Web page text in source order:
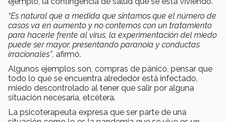
“Es natural que a medida que sintamos que el número de
casos va en aumento y no contemos con un tratamiento
para hacerle frente al virus, la experimentación del miedo
puede ser mayor, presentando paranoia y conductas
irracionales”, afirmó.
Algunos ejemplos son, compras de pánico, pensar que
todo lo que se encuentra alrededor está infectado,
miedo descontrolado al tener que salir por alguna
situación necesaria, etcétera.
La psicoterapeuta expresa que ser parte de una